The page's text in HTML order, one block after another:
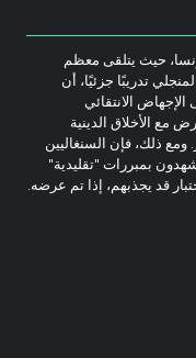
حيث يتلقى معظم
تدريبًا جزئيًا، أن
الانتقائي
مع الأخلاق الدينية
ذلك، فإن السنغاليين
بمبررات "تقليدية"
قد يجذبهم، إذا تم عرضه.